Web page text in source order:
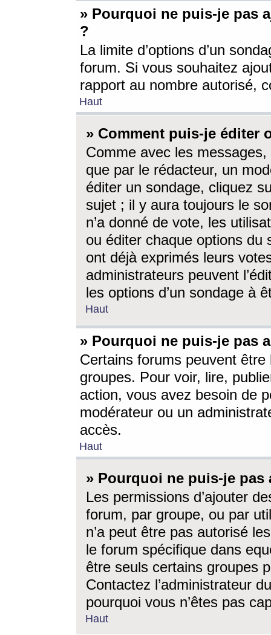
» Pourquoi ne puis-je pas
?
La limite d’options d’un
forum. Si vous souhaitez
rapport au nombre autorisé,
Haut
» Comment puis-je éditer
Comme avec les
que par le rédacteur, un
éditer un sondage, cliquez
sujet ; il y aura toujours le
n’a donné de vote, les
ou éditer chaque options du
ont déjà exprimés leurs
administrateurs peuvent
les options d’un sondage à
Haut
» Pourquoi ne puis-je pas
Certains forums peuvent être
groupes. Pour voir, lire,
action, vous avez besoin de
modérateur ou un
accès.
Haut
» Pourquoi ne puis-je
Les permissions d’ajouter
forum, par groupe, ou par
n’a peut être pas autorisé
le forum spécifique dans
être seuls certains groupes
Contactez l’administrateur
pourquoi vous n’êtes pas
Haut